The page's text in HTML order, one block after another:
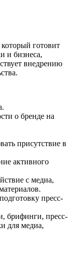
готовит
и бизнеса,
внедрению
о бренде на
присутствие в
активного
с медиа,
пресс-
брифинги, пресс-
для медиа,